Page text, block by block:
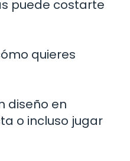
puede costarte
quieres
diseño en
o incluso jugar